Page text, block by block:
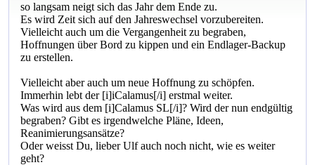
so langsam neigt sich das Jahr dem Ende zu.
Es wird Zeit sich auf den Jahreswechsel vorzubereiten.
Vielleicht auch um die Vergangenheit zu begraben,
Hoffnungen über Bord zu kippen und ein Endlager-Backup
zu erstellen.
Vielleicht aber auch um neue Hoffnung zu schöpfen.
Immerhin lebt der [i]iCalamus[/i] erstmal weiter.
Was wird aus dem [i]Calamus SL[/i]? Wird der nun endgültig
begraben? Gibt es irgendwelche Pläne, Ideen,
Reanimierungsansätze?
Oder weisst Du, lieber Ulf auch noch nicht, wie es weiter
geht?